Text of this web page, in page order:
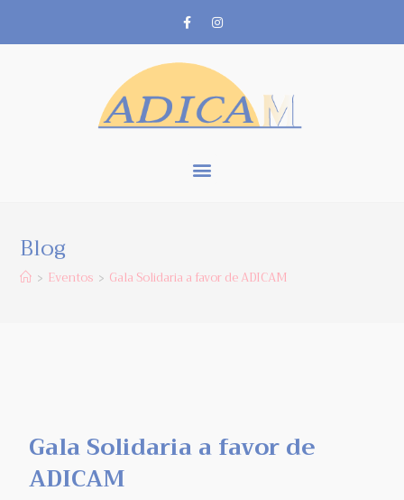
Blog
> Eventos > Gala Solidaria a favor de ADICAM
Gala Solidaria a favor de
ADICAM